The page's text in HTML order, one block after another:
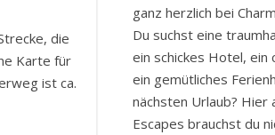
die
Karte für
ist ca.
ganz herzlich bei
Du suchst eine
ein schickes Hotel,
ein gemütliches
nächsten Urlaub? Hier
Escapes brauchst du